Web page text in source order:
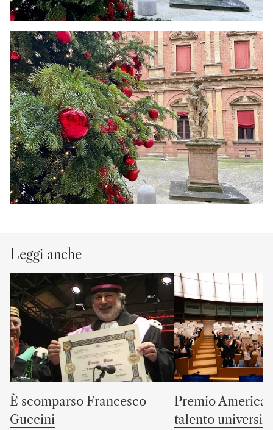
Leggi anche
È scomparso Francesco
Guccini
Premio America
talento